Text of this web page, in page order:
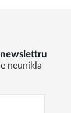
neunikla